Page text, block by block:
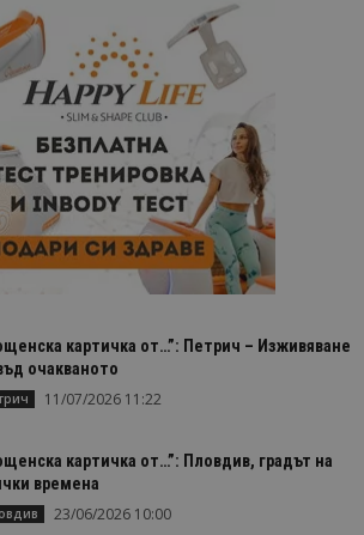
картичка от…”: Петрич – Изживяване
очакваното
11/07/2026 11:22
картичка от…”: Пловдив, градът на
времена
23/06/2026 10:00